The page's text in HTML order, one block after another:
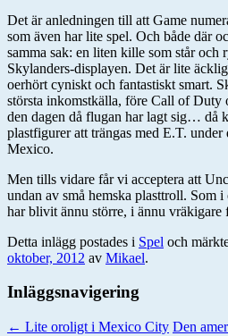
Det är anledningen till att Game
som även har lite spel. Och både där
samma sak: en liten kille som står och
Skylanders-displayen. Det är lite
oerhört cyniskt och fantastiskt smart.
största inkomstkälla, före Call of
den dagen då flugan har lagt sig… då
plastfigurer att trängas med E.T.
Mexico.
Men tills vidare får vi acceptera att
undan av små hemska plasttroll. Som
har blivit ännu större, i ännu
Detta inlägg postades i Spel och
oktober, 2012 av Mikael.
Inläggsnavigering
← Lite oroligt i Mexico City Den